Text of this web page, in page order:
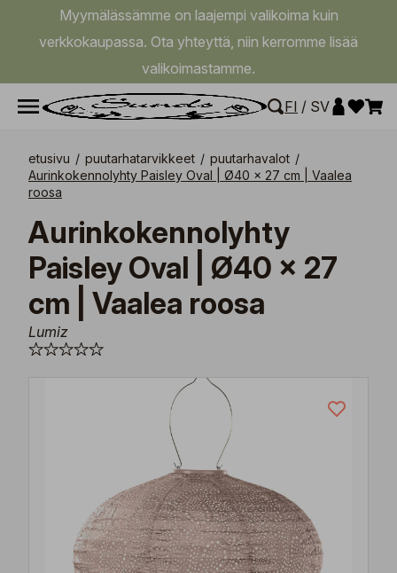
Myymälässämme on laajempi valikoima kuin
verkkokaupassa. Ota yhteyttä, niin kerromme lisää
valikoimastamme.
FI / SV
etusivu / puutarhatarvikkeet / puutarhavalot /
Aurinkokennolyhty Paisley Oval | Ø40 x 27 cm | Vaalea
roosa
Aurinkokennolyhty
Paisley Oval | Ø40 x 27
cm | Vaalea roosa
Lumiz